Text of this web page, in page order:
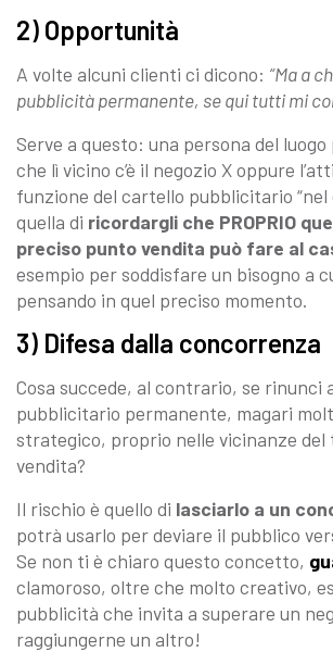
2) Opportunità
A volte alcuni clienti ci dicono: “Ma a
pubblicità permanente, se qui tutti mi
Serve a questo: una persona del luogo
che lì vicino c’è il negozio X oppure
funzione del cartello pubblicitario “nel
quella di ricordargli che PROPRIO
preciso punto vendita può fare al
esempio per soddisfare un bisogno a
pensando in quel preciso momento.
3) Difesa dalla concorrenza
Cosa succede, al contrario, se rinunci
pubblicitario permanente, magari
strategico, proprio nelle vicinanze del
vendita?
Il rischio è quello di lasciarlo a un
potrà usarlo per deviare il pubblico
Se non ti è chiaro questo concetto,
clamoroso, oltre che molto creativo,
pubblicità che invita a superare un
raggiungerne un altro!